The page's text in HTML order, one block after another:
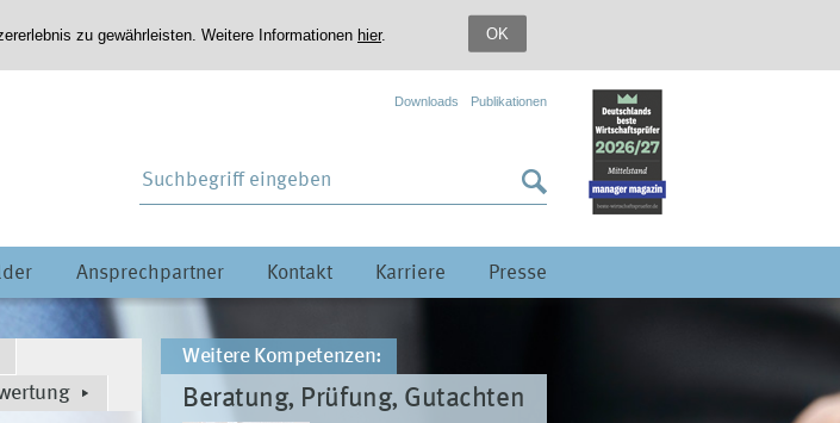
zu gewährleisten. Weitere Informationen hier. OK
Downloads Publikationen
Ansprechpartner Kontakt Karriere Presse
Weitere Kompetenzen:
Beratung, Prüfung, Gutachten